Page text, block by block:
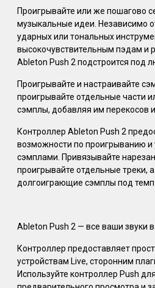
Проигрывайте или же пошагово
музыкальные идеи. Независимо
ударных или тональных
высокочувствительным пэдам и
Ableton Push 2 подстроится под
Проигрывайте и настраивайте
проигрывайте отдельные части
сэмплы, добавляя им перекосов
Контроллер Ableton Push 2
возможности по проигрыванию
сэмплами. Привязывайте
проигрывайте отдельные треки,
долгоиграющие сэмплы под темп
Ableton Push 2 — все ваши звуки
Контроллер предоставляет
устройствам Live, сторонним
Используйте контроллер Push